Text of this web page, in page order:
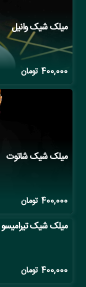
میلک شیک وانیل
400,000 تومان
میلک شیک شاتوت
400,000 تومان
میلک شیک تیرامیسو
400,000 تومان